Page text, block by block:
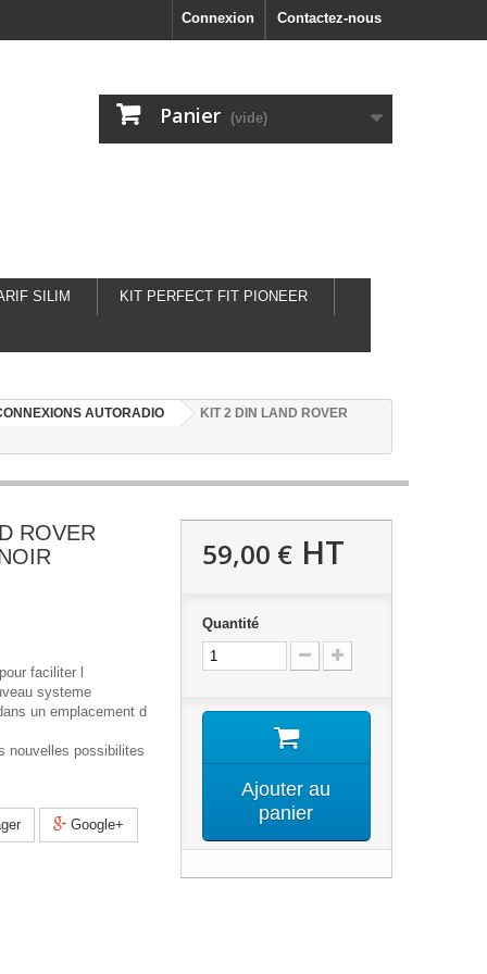
Contactez-nous
Connexion
Panier (vide)
SILIM KIT PERFECT FIT PIONEER
AUTORADIO KIT 2 DIN LAND ROVER
ROVER
faciliter l
systeme
un emplacement d
nouvelles possibilites
Google+
59,00 €HT
Quantité
Ajouter au
panier